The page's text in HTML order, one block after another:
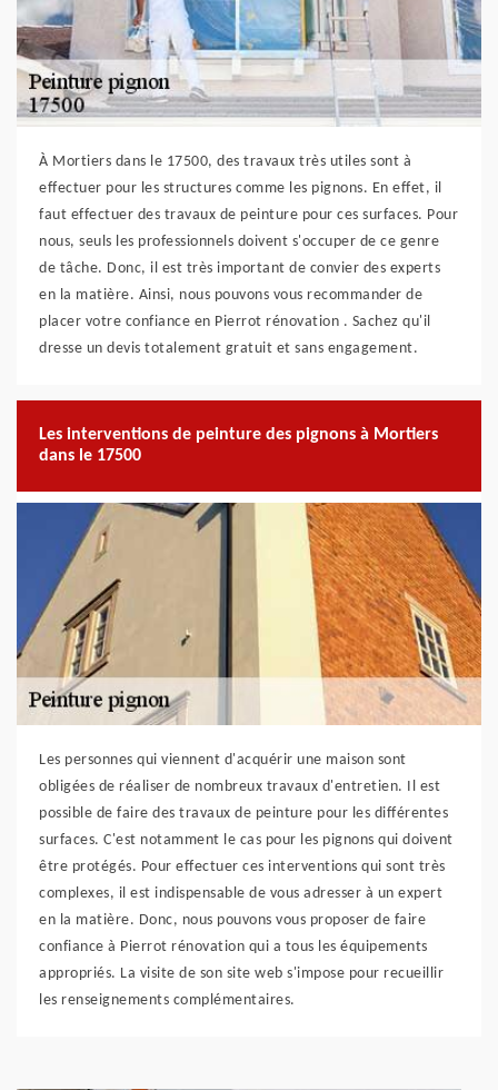
À Mortiers dans le 17500, des travaux très utiles sont à
effectuer pour les structures comme les pignons. En effet, il
faut effectuer des travaux de peinture pour ces surfaces. Pour
nous, seuls les professionnels doivent s'occuper de ce genre
de tâche. Donc, il est très important de convier des experts
en la matière. Ainsi, nous pouvons vous recommander de
placer votre confiance en Pierrot rénovation . Sachez qu'il
dresse un devis totalement gratuit et sans engagement.
Les interventions de peinture des pignons à Mortiers
dans le 17500
Les personnes qui viennent d'acquérir une maison sont
obligées de réaliser de nombreux travaux d'entretien. Il est
possible de faire des travaux de peinture pour les différentes
surfaces. C'est notamment le cas pour les pignons qui doivent
être protégés. Pour effectuer ces interventions qui sont très
complexes, il est indispensable de vous adresser à un expert
en la matière. Donc, nous pouvons vous proposer de faire
confiance à Pierrot rénovation qui a tous les équipements
appropriés. La visite de son site web s'impose pour recueillir
les renseignements complémentaires.